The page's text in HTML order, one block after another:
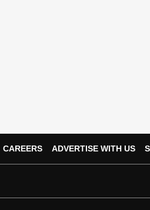
CAREERS ADVERTISE WITH US